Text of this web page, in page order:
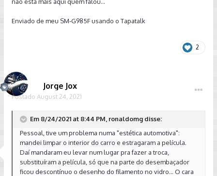
Enviado de meu SM-G985F usando o Tapatalk
2
Jorge Jox
Postado August 24, 2021
Em 8/24/2021 at 8:44 PM, ronaldomg disse:
Pessoal, tive um problema numa "estética automotiva":
mandei limpar o interior do carro e estragaram a película.
Daí mandaram eu levar num lugar pra fazer a troca,
substituíram a película, só que na parte do desembaçador
ficou descontínuo o desenho do filamento no vidro... O cara